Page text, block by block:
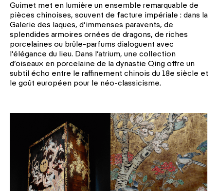
Guimet met en lumière un ensemble remarquable de
pièces chinoises, souvent de facture impériale : dans la
Ga­lerie des laques, d’immenses paravents, de
splendides armoires ornées de dra­gons, de riches
porcelaines ou brûle-par­fums dialoguent avec
l’élégance du lieu. Dans l’atrium, une collection
d’oiseaux en porcelaine de la dynastie Qing offre un
subtil écho entre le raffinement chinois du 18e siècle et
le goût européen pour le néo-classicisme.